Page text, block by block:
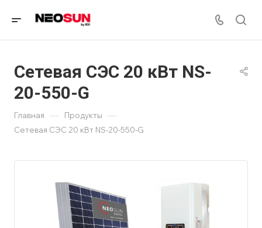
Сетевая СЭС 20 кВт NS-
20-550-G
Главная — Продукты —
Сетевая СЭС 20 кВт NS-20-550-G